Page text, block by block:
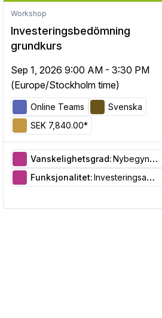
Workshop
Investeringsbedömning
grundkurs
Sep 1, 2026 9:00 AM - 3:30 PM
(Europe/Stockholm time)
Online Teams
Svenska
SEK 7,840.00*
Vanskelighetsgrad:Nybegynner
Funksjonalitet:Investeringsanalyse